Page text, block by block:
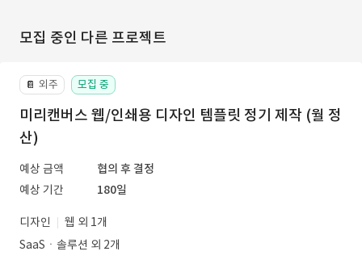
모집 중인 다른 프로젝트
📔 외주 모집 중
미리캔버스 웹/인쇄용 디자인 템플릿 정기 제작 (월 정
산)
예상 금액
협의 후 결정
예상 기간
180일
디자인
웹 외 1개
SaaSㆍ솔루션 외 2개